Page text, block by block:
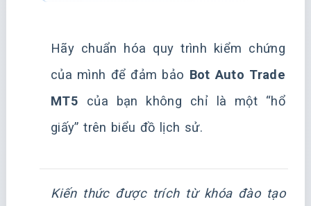
Hãy chuẩn hóa quy trình kiểm chứng
của mình để đảm bảo Bot Auto Trade
MT5 của bạn không chỉ là một “hổ
giấy” trên biểu đồ lịch sử.
Kiến thức được trích từ khóa đào tạo